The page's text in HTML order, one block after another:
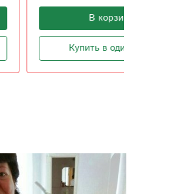
Купить в один клик